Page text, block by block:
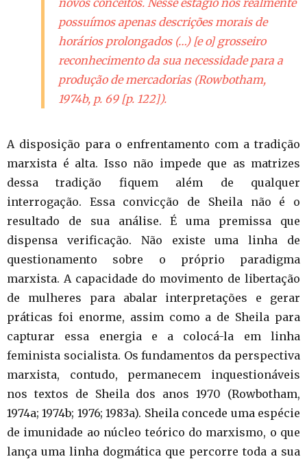
novos conceitos. Nesse estágio nós realmente
possuímos apenas descrições morais de
horários prolongados (…) [e o] grosseiro
reconhecimento da sua necessidade para a
produção de mercadorias (Rowbotham,
1974b, p. 69 [p. 122]).
A disposição para o enfrentamento com a tradição
marxista é alta. Isso não impede que as matrizes
dessa tradição fiquem além de qualquer
interrogação. Essa convicção de Sheila não é o
resultado de sua análise. É uma premissa que
dispensa verificação. Não existe uma linha de
questionamento sobre o próprio paradigma
marxista. A capacidade do movimento de libertação
de mulheres para abalar interpretações e gerar
práticas foi enorme, assim como a de Sheila para
capturar essa energia e a colocá-la em linha
feminista socialista. Os fundamentos da perspectiva
marxista, contudo, permanecem inquestionáveis
nos textos de Sheila dos anos 1970 (Rowbotham,
1974a; 1974b; 1976; 1983a). Sheila concede uma espécie
de imunidade ao núcleo teórico do marxismo, o que
lança uma linha dogmática que percorre toda a sua